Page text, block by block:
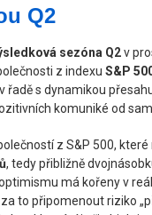
Q2
sezóna Q2v
z indexu S&P
řadě s dynamikou
komuniké od
z S&P 500,
, tedy přibližně
má kořeny v
to připomenout riziko